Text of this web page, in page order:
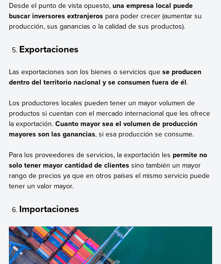
Desde el punto de vista opuesto, una empresa local puede
buscar inversores extranjerospara poder crecer (aumentar su
producción, sus ganancias o la calidad de sus productos).
Exportaciones
Las exportaciones son los bienes o servicios que se producen
dentro del territorio nacional y se consumen fuera de él.
Los productores locales pueden tener un mayor volumen de
productos si cuentan con el mercado internacional que les ofrece
la exportación. Cuanto mayor sea el volumen de producción
mayores son las ganancias, si esa producción se consume.
Para los proveedores de servicios, la exportación les permite no
solo tener mayor cantidad de clientessino también un mayor
rango de precios ya que en otros países el mismo servicio puede
tener un valor mayor.
Importaciones